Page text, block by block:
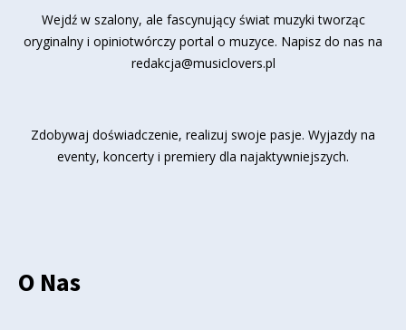
Wejdź w szalony, ale fascynujący świat muzyki tworząc
oryginalny i opiniotwórczy portal o muzyce. Napisz do nas na
redakcja@musiclovers.pl
Zdobywaj doświadczenie, realizuj swoje pasje. Wyjazdy na
eventy, koncerty i premiery dla najaktywniejszych.
O Nas